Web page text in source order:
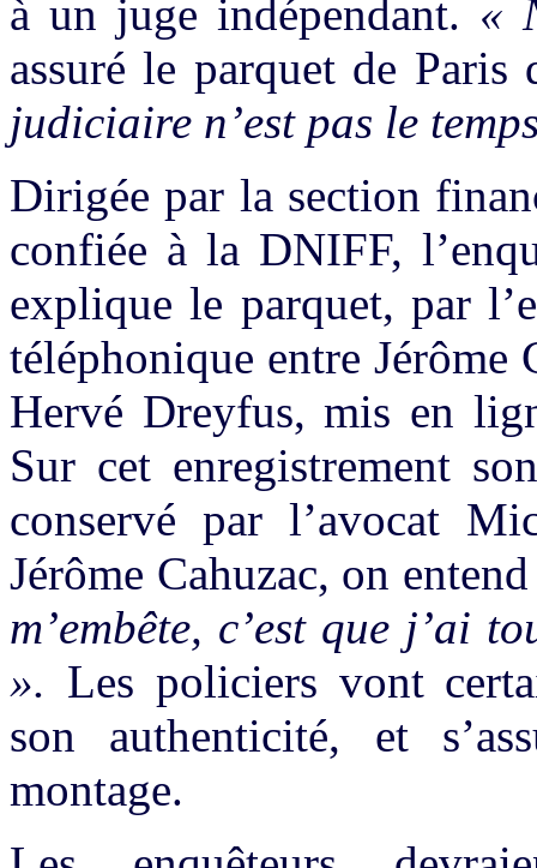
à un juge indépendant. «
assuré le parquet de Paris
judiciaire n’est pas le
Dirigée par la section
confiée à la DNIFF,
explique le parquet, par
téléphonique entre Jérôme
Hervé Dreyfus, mis en
Sur cet enregistrement
conservé par l’avocat
Jérôme Cahuzac, on
m’embête, c’est que j’ai
». Les policiers vont
son authenticité, et
montage.